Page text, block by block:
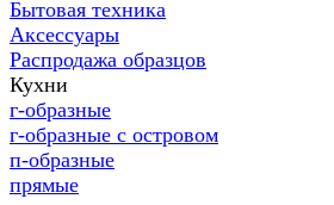
Бытовая техника
Аксессуары
Распродажа образцов
Кухни
г-образные
г-образные с островом
п-образные
прямые